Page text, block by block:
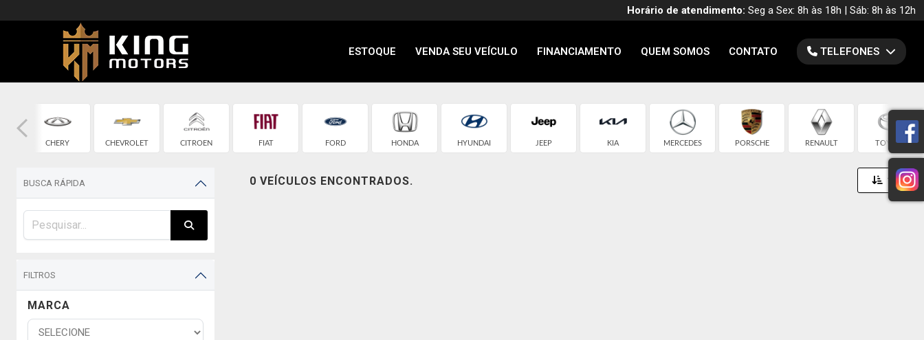
Horário de atendimento: Seg a Sex: 8h às 18h | Sáb: 8h às 12h
ESTOQUE VENDA SEU VEÍCULO FINANCIAMENTO QUEM SOMOS CONTATO TELEFONES
CHERY CHEVROLET CITROEN FIAT FORD HONDA HYUNDAI JEEP KIA MERCEDES PORSCHE RENAULT TOYOTA
BUSCA RÁPIDA
FILTROS
MARCA
0 VEÍCULOS ENCONTRADOS. Toggle